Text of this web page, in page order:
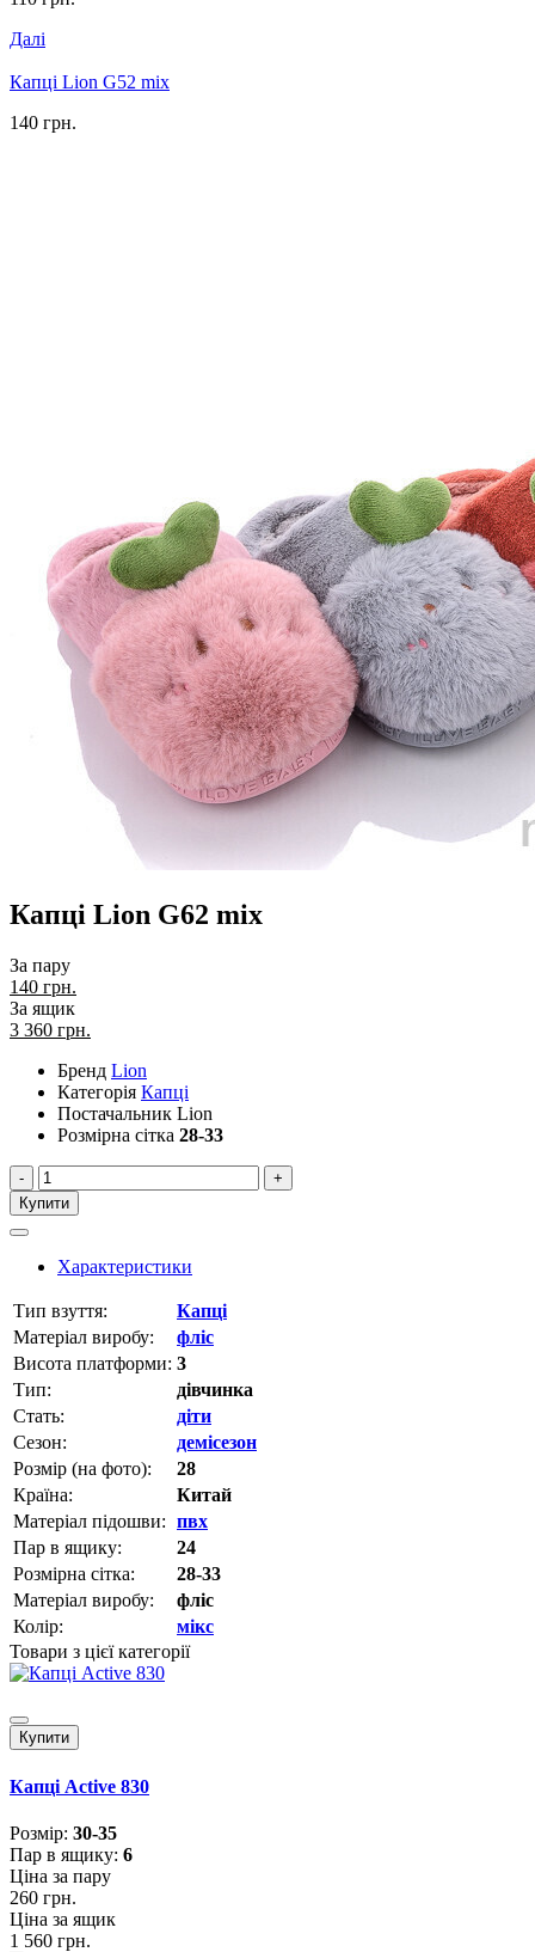
Далі
Капці Lion G52 mix
140 грн.
Капці Lion G62 mix
За пару
140 грн.
За ящик
3 360 грн.
Бренд Lion
Категорія Капці
Постачальник Lion
Розмірна сітка 28-33
-
+
Купити
Характеристики
Тип взуття:
Капці
Матеріал виробу:
фліс
Висота платформи: 3
Тип:
дівчинка
Стать:
діти
Сезон:
демісезон
Розмір (на фото):
28
Країна:
Китай
Матеріал підошви: пвх
Пар в ящику:
24
Розмірна сітка:
28-33
Матеріал виробу:
фліс
Колір:
мікс
Товари з цієї категорії
Купити
Капці Active 830
Розмiр: 30-35
Пар в ящику: 6
Ціна за пару
260 грн.
Ціна за ящик
1 560 грн.